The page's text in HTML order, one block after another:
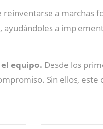
a marchas
a
equipo. Desde los
Sin ellos, este